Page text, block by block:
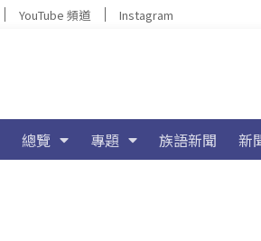
YouTube 頻道 Instagram
總覽 專題 族語新聞 新